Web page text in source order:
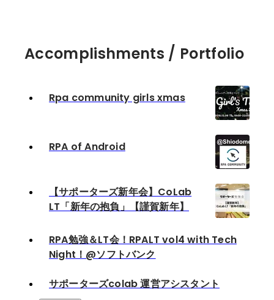
Accomplishments / Portfolio
Rpa community girls xmas
RPA of Android
【サポーターズ新年会】CoLab
LT「新年の抱負」【謹賀新年】
RPA勉強＆LT会！RPALT vol4 with Tech
Night！@ソフトバンク
サポーターズcolab 運営アシスタント